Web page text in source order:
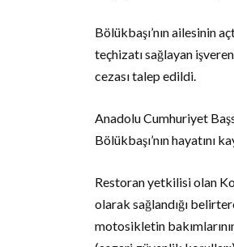
Bölükbaşı’nın ailesinin
teçhizatı sağlayan
cezası talep edildi.
Anadolu Cumhuriyet
Bölükbaşı’nın hayatını
Restoran yetkilisi olan
olarak sağlandığı
motosikletin